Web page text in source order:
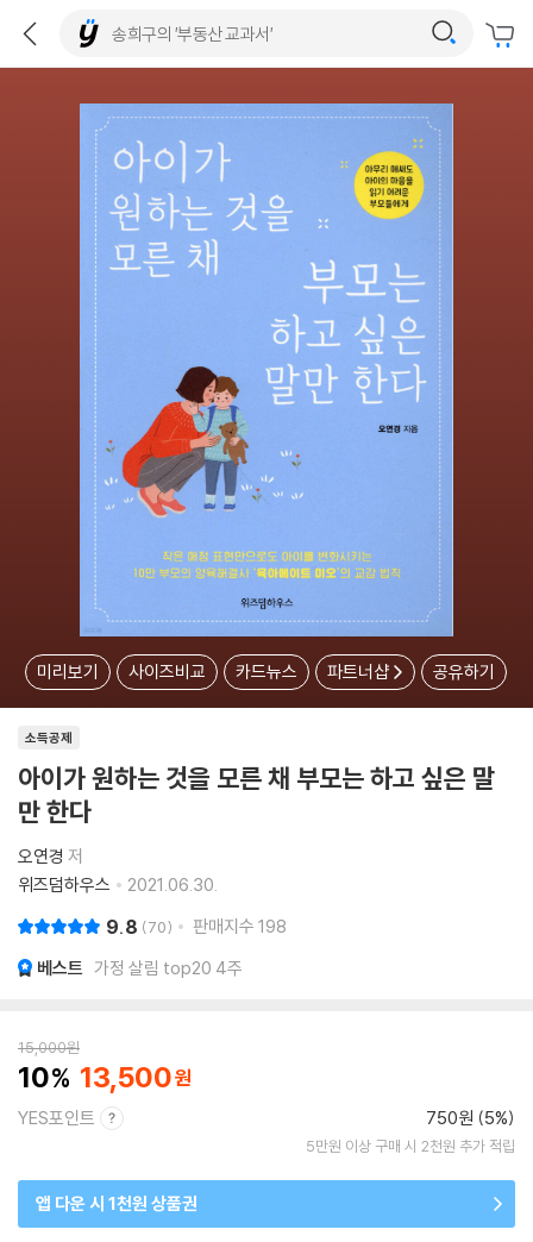
미리보기 사이즈비교 카드뉴스 파트너샵 공유하기
소득공제
아이가 원하는 것을 모른 채 부모는 하고 싶은 말
만 한다
오연경 저
위즈덤하우스
2021.06.30.
9.8 70 판매지수 198
베스트 가정 살림 top20 4주
15,000원
10 13,500
YES포인트 750원 (5%)
5만원 이상 구매 시 2천원 추가 적립
앱 다운 시 1천원 상품권